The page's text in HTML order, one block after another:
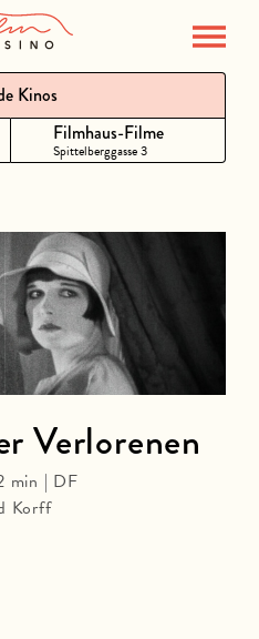
Kinos
Filmhaus-Filme
Spittelberggasse 3
Verlorenen
min | DF
Korff